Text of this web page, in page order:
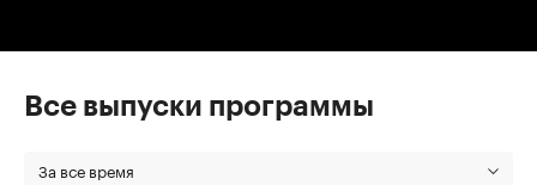
Все выпуски программы
За все время